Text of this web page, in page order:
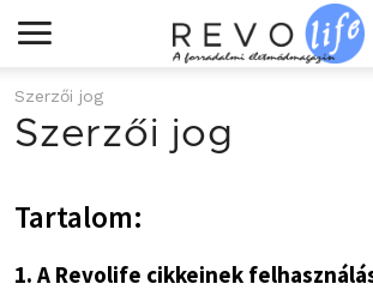
Szerzői jog
Szerzői jog
Tartalom:
1. A Revolife cikkeinek